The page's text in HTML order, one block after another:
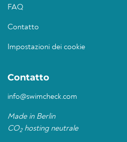
FAQ
Contatto
Impostazioni dei cookie
Contatto
info@swimcheck.com
Made in Berlin
CO2hosting neutrale